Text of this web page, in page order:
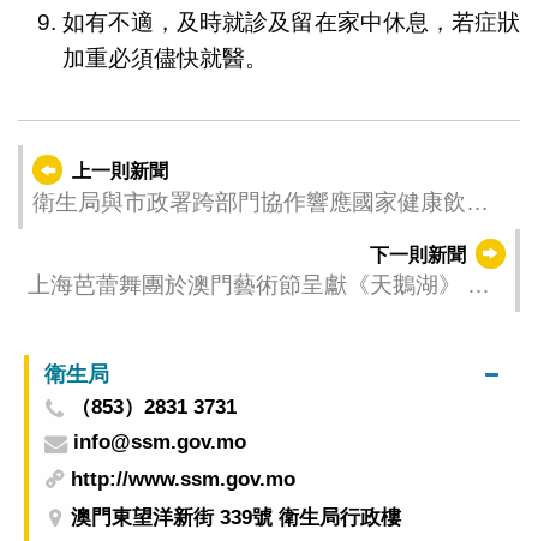
如有不適，及時就診及留在家中休息，若症狀
加重必須儘快就醫。
上一則新聞
衛生局與市政署跨部門協作響應國家健康飲食
下一則新聞
上海芭蕾舞團於澳門藝術節呈獻《天鵝湖》 亮
衛生局
（853）2831 3731
info@ssm.gov.mo
http://www.ssm.gov.mo
澳門東望洋新街 339號 衛生局行政樓